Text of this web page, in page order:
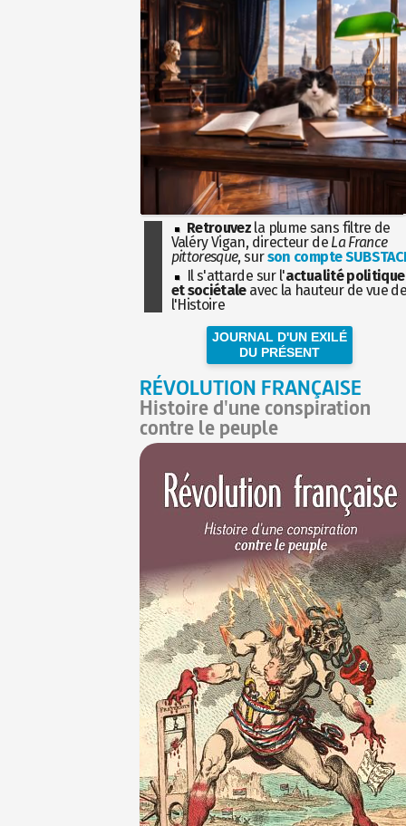
Retrouvez la plume sans filtre de
Valéry Vigan, directeur de La France
pittoresque, surson compte
Il s'attarde sur l'actualité politique
et sociétaleavec la hauteur de vue
l'Histoire
JOURNAL D'UN EXILÉ
DU PRÉSENT
RÉVOLUTION FRANÇAISE
Histoire d'une conspiration
contre le peuple